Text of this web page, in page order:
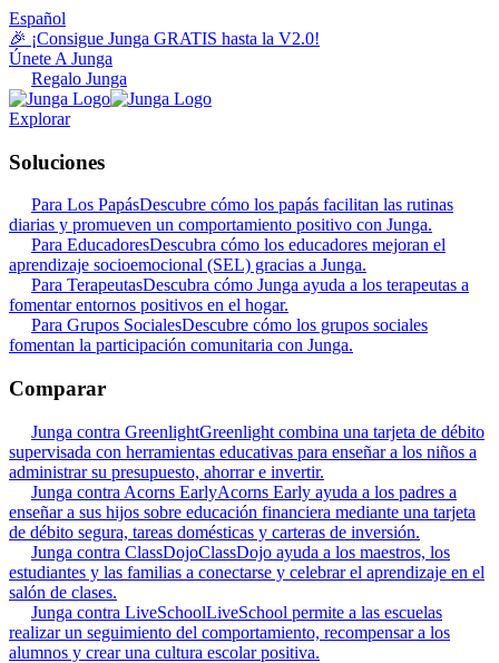
Español
🎉 ¡Consigue Junga GRATIS hasta la V2.0!
Únete A Junga
Regalo Junga
Explorar
Soluciones
Para Los PapásDescubre cómo los papás facilitan las rutinas
diarias y promueven un comportamiento positivo con Junga.
Para EducadoresDescubra cómo los educadores mejoran el
aprendizaje socioemocional (SEL) gracias a Junga.
Para TerapeutasDescubra cómo Junga ayuda a los terapeutas a
fomentar entornos positivos en el hogar.
Para Grupos SocialesDescubre cómo los grupos sociales
fomentan la participación comunitaria con Junga.
Comparar
Junga contra GreenlightGreenlight combina una tarjeta de débito
supervisada con herramientas educativas para enseñar a los niños a
administrar su presupuesto, ahorrar e invertir.
Junga contra Acorns EarlyAcorns Early ayuda a los padres a
enseñar a sus hijos sobre educación financiera mediante una tarjeta
de débito segura, tareas domésticas y carteras de inversión.
Junga contra ClassDojoClassDojo ayuda a los maestros, los
estudiantes y las familias a conectarse y celebrar el aprendizaje en el
salón de clases.
Junga contra LiveSchoolLiveSchool permite a las escuelas
realizar un seguimiento del comportamiento, recompensar a los
alumnos y crear una cultura escolar positiva.